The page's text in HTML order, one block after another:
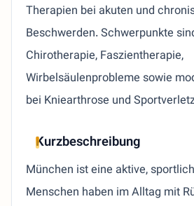
Therapien bei akuten und
Beschwerden. Schwerpunkte
Chirotherapie, Faszientherapie,
Wirbelsäulenprobleme sowie
bei Kniearthrose und
Kurzbeschreibung
München ist eine aktive,
Menschen haben im Alltag mit